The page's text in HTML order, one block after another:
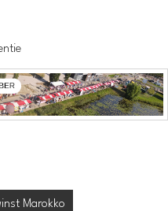
Marokko